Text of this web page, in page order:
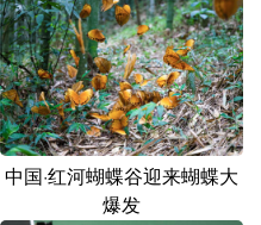
黑龙江
Français عربى
中国·红河蝴蝶谷迎来蝴蝶大
爆发